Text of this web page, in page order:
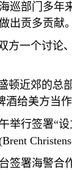
巡部门多
出贡多贡献。
方一个讨
顿近郊的总部
给美方当作
举行签署“
签署海警合